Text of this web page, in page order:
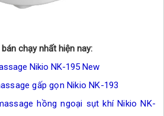
chạy nhất hiện nay:
Nikio NK-195 New
gấp gọn Nikio NK-193
hồng ngoại sụt khí Nikio NK-